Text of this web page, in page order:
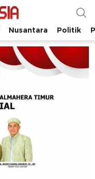
Nusantara Politik